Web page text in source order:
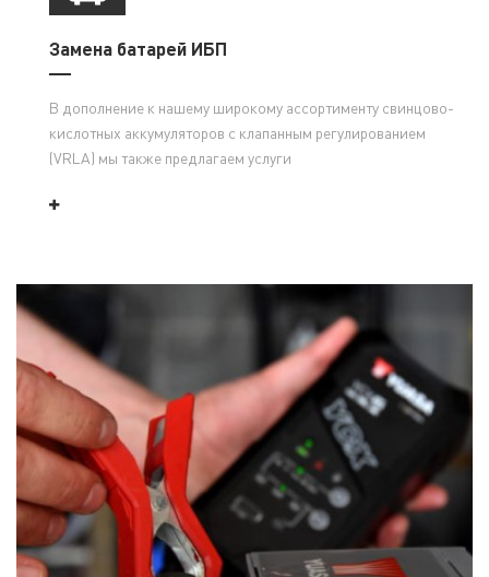
Замена батарей ИБП
В дополнение к нашему широкому ассортименту свинцово-
кислотных аккумуляторов с клапанным регулированием
(VRLA) мы также предлагаем услуги